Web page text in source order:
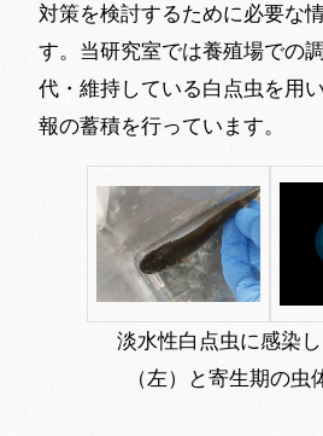
対策を検討するために必要な
す。当研究室では養殖場での
代・維持している白点虫を用
報の蓄積を行っています。
淡水性白点虫に感染
（左）と寄生期の虫